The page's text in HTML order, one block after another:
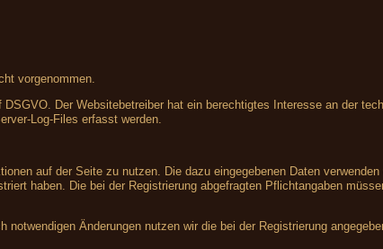
vorgenommen.
Der Websitebetreiber hat ein berechtigtes Interesse an der
Log-Files erfasst werden.
auf der Seite zu nutzen. Die dazu eingegebenen Daten
haben. Die bei der Registrierung abgefragten Pflichtangaben
Änderungen nutzen wir die bei der Registrierung